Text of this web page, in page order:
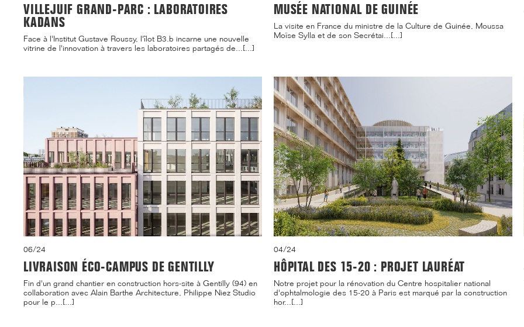
VILLEJUIF GRAND-PARC : LABORATOIRES
KADANS
Face à l'Institut Gustave Roussy, l'îlot B3.b incarne une nouvelle
vitrine de l'innovation à travers les laboratoires partagés de...[...]
MUSÉE NATIONAL DE GUINÉE
La visite en France du ministre de la Culture de Guinée, Moussa
Moïse Sylla et de son Secrétai...[...]
06/24
LIVRAISON ÉCO-CAMPUS DE GENTILLY
Fin d'un grand chantier en construction hors-site à Gentilly (94) en
collaboration avec Alain Barthe Architecture, Philippe Niez Studio
pour le p...[...]
04/24
HÔPITAL DES 15-20 : PROJET LAURÉAT
Notre projet pour la rénovation du Centre hospitalier national
d'ophtalmologie des 15-20 à Paris est marqué par la construction
hor...[...]